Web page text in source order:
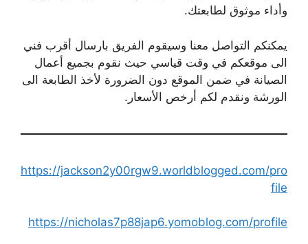
وأداء موثوق لطابعتك.
يمكنكم التواصل معنا وسيقوم الفريق بارسال أقرب فني
الى موقعكم في وقت قياسي حيث نقوم بجميع أعمال
الصيانة في ضمن الموقع دون الضرورة لأخذ الطابعة الى
الورشة ونقدم لكم أرخص الأسعار.
https://jackson2y00rgw9.worldblogged.com/pro
file
https://nicholas7p88jap6.yomoblog.com/profile